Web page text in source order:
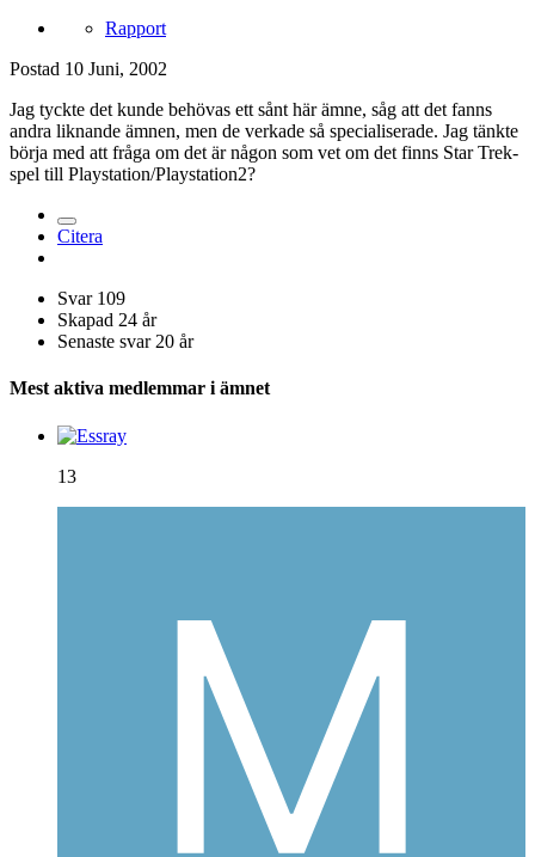
Rapport
Postad 10 Juni, 2002
Jag tyckte det kunde behövas ett sånt här ämne, såg att det fanns
andra liknande ämnen, men de verkade så specialiserade. Jag tänkte
börja med att fråga om det är någon som vet om det finns Star Trek-
spel till Playstation/Playstation2?
Citera
Svar 109
Skapad 24 år
Senaste svar 20 år
Mest aktiva medlemmar i ämnet
13